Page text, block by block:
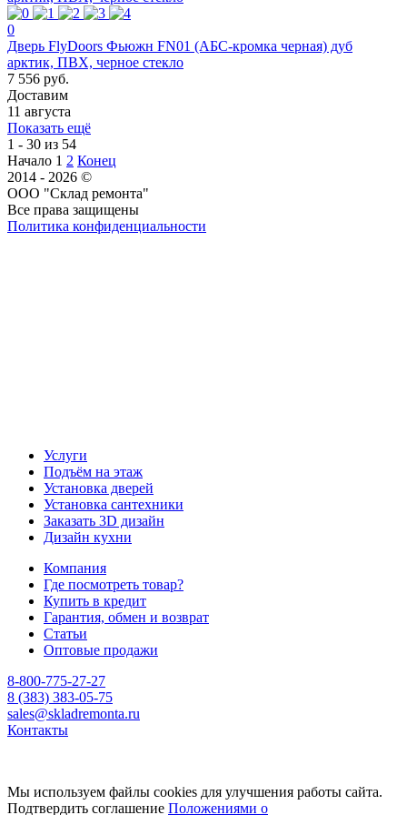
0
Дверь FlyDoors Фьюжн FN01 (АБС-кромка черная) дуб
арктик, ПВХ, черное стекло
7 556 руб.
Доставим
11 августа
Показать ещё
1 - 30 из 54
Начало 1 2 Конец
2014 - 2026 ©
ООО "Склад ремонта"
Все права защищены
Политика конфиденциальности
Услуги
Подъём на этаж
Установка дверей
Установка сантехники
Заказать 3D дизайн
Дизайн кухни
Компания
Где посмотреть товар?
Купить в кредит
Гарантия, обмен и возврат
Статьи
Оптовые продажи
8-800-775-27-27
8 (383) 383-05-75
sales@skladremonta.ru
Контакты
Мы используем файлы cookies для улучшения работы сайта.
Подтвердить соглашение Положениями о